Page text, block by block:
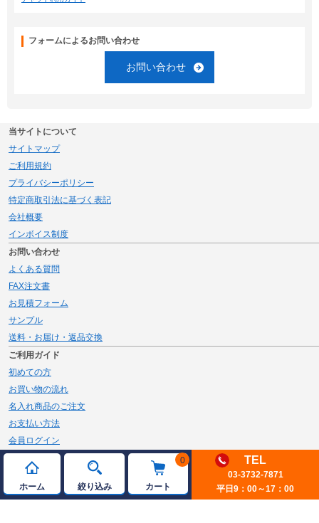
ホーム 絞り込み
0
カート
TEL
03-3732-7871
平日9：00～17：00
フォームによるお問い合わせ
お問い合わせ
当サイトについて
サイトマップ
ご利用規約
プライバシーポリシー
特定商取引法に基づく表記
会社概要
インボイス制度
お問い合わせ
よくある質問
FAX注文書
お見積フォーム
サンプル
送料・お届け・返品交換
ご利用ガイド
初めての方
お買い物の流れ
名入れ商品のご注文
お支払い方法
会員ログイン
メルマガ登録
新規会員登録
ページトップへ